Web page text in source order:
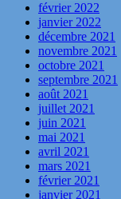
février 2022
janvier 2022
décembre 2021
novembre 2021
octobre 2021
septembre 2021
août 2021
juillet 2021
juin 2021
mai 2021
avril 2021
mars 2021
février 2021
janvier 2021